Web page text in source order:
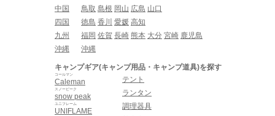
中国
鳥取 島根 岡山 広島 山口
四国
徳島 香川 愛媛 高知
九州
福岡 佐賀 長崎 熊本 大分 宮崎 鹿児島
沖縄
沖縄
キャンプギア(キャンプ用品・キャンプ道具)を探す
Caleman
コールマン
snow peak
スノーピーク
UNIFLAME
ユニフレーム
テント
ランタン
調理器具